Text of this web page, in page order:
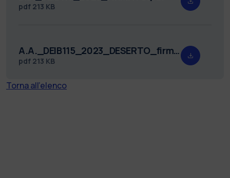
pdf 213 KB
A.A._DEIB115_2023_DESERTO_firmato.pdf
pdf 213 KB
Torna all'elenco